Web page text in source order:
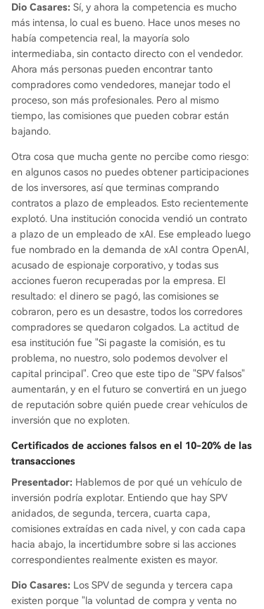
Dio Casares: Sí, y ahora la competencia es mucho
más intensa, lo cual es bueno. Hace unos meses no
había competencia real, la mayoría solo
intermediaba, sin contacto directo con el vendedor.
Ahora más personas pueden encontrar tanto
compradores como vendedores, manejar todo el
proceso, son más profesionales. Pero al mismo
tiempo, las comisiones que pueden cobrar están
bajando.
Otra cosa que mucha gente no percibe como riesgo:
en algunos casos no puedes obtener participaciones
de los inversores, así que terminas comprando
contratos a plazo de empleados. Esto recientemente
explotó. Una institución conocida vendió un contrato
a plazo de un empleado de xAI. Ese empleado luego
fue nombrado en la demanda de xAI contra OpenAI,
acusado de espionaje corporativo, y todas sus
acciones fueron recuperadas por la empresa. El
resultado: el dinero se pagó, las comisiones se
cobraron, pero es un desastre, todos los corredores
compradores se quedaron colgados. La actitud de
esa institución fue "Si pagaste la comisión, es tu
problema, no nuestro, solo podemos devolver el
capital principal". Creo que este tipo de "SPV falsos"
aumentarán, y en el futuro se convertirá en un juego
de reputación sobre quién puede crear vehículos de
inversión que no exploten.
Certificados de acciones falsos en el 10-20% de las
transacciones
Presentador: Hablemos de por qué un vehículo de
inversión podría explotar. Entiendo que hay SPV
anidados, de segunda, tercera, cuarta capa,
comisiones extraídas en cada nivel, y con cada capa
hacia abajo, la incertidumbre sobre si las acciones
correspondientes realmente existen es mayor.
Dio Casares: Los SPV de segunda y tercera capa
existen porque "la voluntad de compra y venta no